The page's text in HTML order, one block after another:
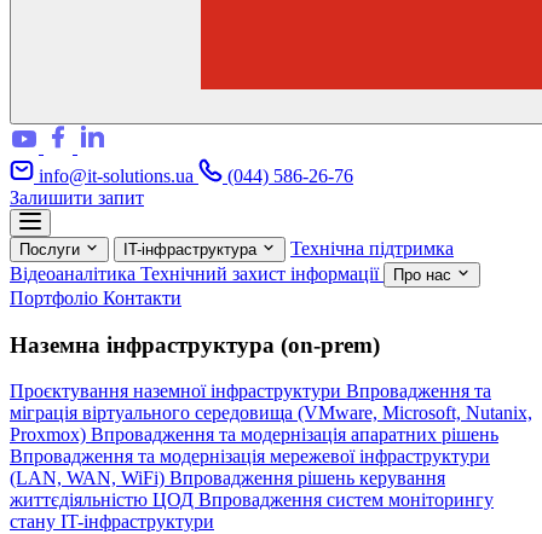
info@it-solutions.ua
(044) 586-26-76
Залишити запит
Послуги IT-інфраструктура
Технічна підтримка
Відеоаналітика Технічний захист інформації Про нас
Портфоліо Контакти
Наземна інфраструктура (on-prem)
Проєктування наземної інфраструктури Впровадження та
міграція віртуального середовища (VMware, Microsoft, Nutanix,
Proxmox) Впровадження та модернізація апаратних рішень
Впровадження та модернізація мережевої інфраструктури
(LAN, WAN, WiFi) Впровадження рішень керування
життєдіяльністю ЦОД Впровадження систем моніторингу
стану IT-інфраструктури